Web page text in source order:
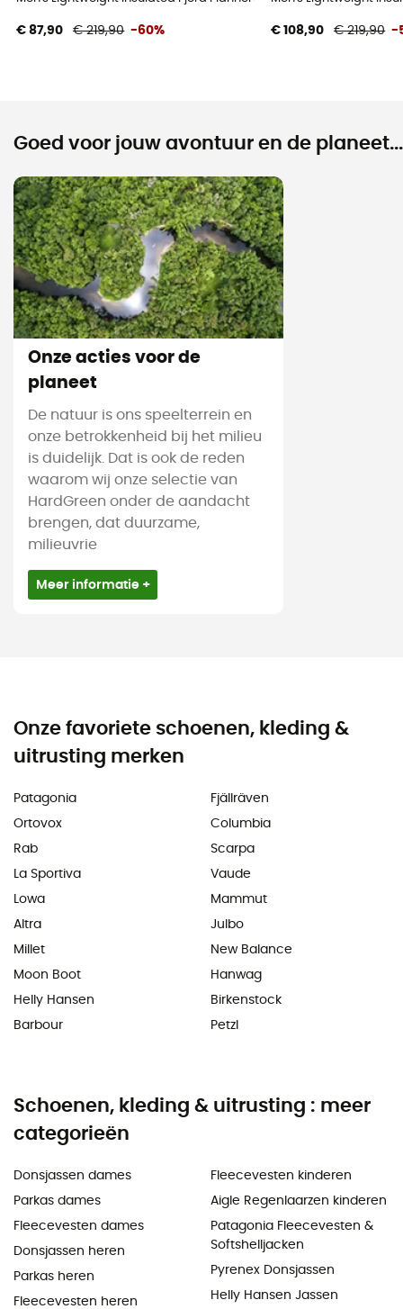
€ 87,90 € 219,90 -60% € 108,90 € 219,90 -
Goed voor jouw avontuur en de planeet...
Onze acties voor de
planeet
De natuur is ons speelterrein en
onze betrokkenheid bij het milieu
is duidelijk. Dat is ook de reden
waarom wij onze selectie van
HardGreen onder de aandacht
brengen, dat duurzame,
milieuvrie
Meer informatie +
Onze favoriete schoenen, kleding &
uitrusting merken
Patagonia
Ortovox
Rab
La Sportiva
Lowa
Altra
Millet
Moon Boot
Helly Hansen
Barbour
Fjällräven
Columbia
Scarpa
Vaude
Mammut
Julbo
New Balance
Hanwag
Birkenstock
Petzl
Schoenen, kleding & uitrusting : meer
categorieën
Donsjassen dames
Parkas dames
Fleecevesten dames
Donsjassen heren
Parkas heren
Fleecevesten heren
Fleecevesten kinderen
Aigle Regenlaarzen kinderen
Patagonia Fleecevesten &
Softshelljacken
Pyrenex Donsjassen
Helly Hansen Jassen